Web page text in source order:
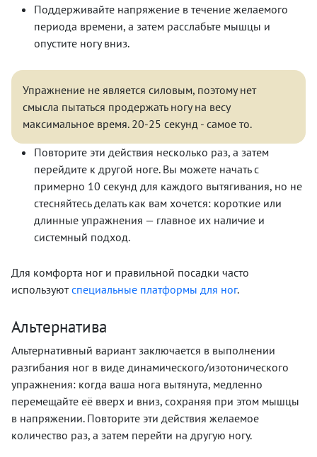
Поддерживайте напряжение в течение желаемого
периода времени, а затем расслабьте мышцы и
опустите ногу вниз.
Упражнение не является силовым, поэтому нет
смысла пытаться продержать ногу на весу
максимальное время. 20-25 секунд - самое то.
Повторите эти действия несколько раз, а затем
перейдите к другой ноге. Вы можете начать с
примерно 10 секунд для каждого вытягивания, но не
стесняйтесь делать как вам хочется: короткие или
длинные упражнения — главное их наличие и
системный подход.
Для комфорта ног и правильной посадки часто
используютспециальные платформы для ног.
Альтернатива
Альтернативный вариант заключается в выполнении
разгибания ног в виде динамического/изотонического
упражнения: когда ваша нога вытянута, медленно
перемещайте её вверх и вниз, сохраняя при этом мышцы
в напряжении. Повторите эти действия желаемое
количество раз, а затем перейти на другую ногу.